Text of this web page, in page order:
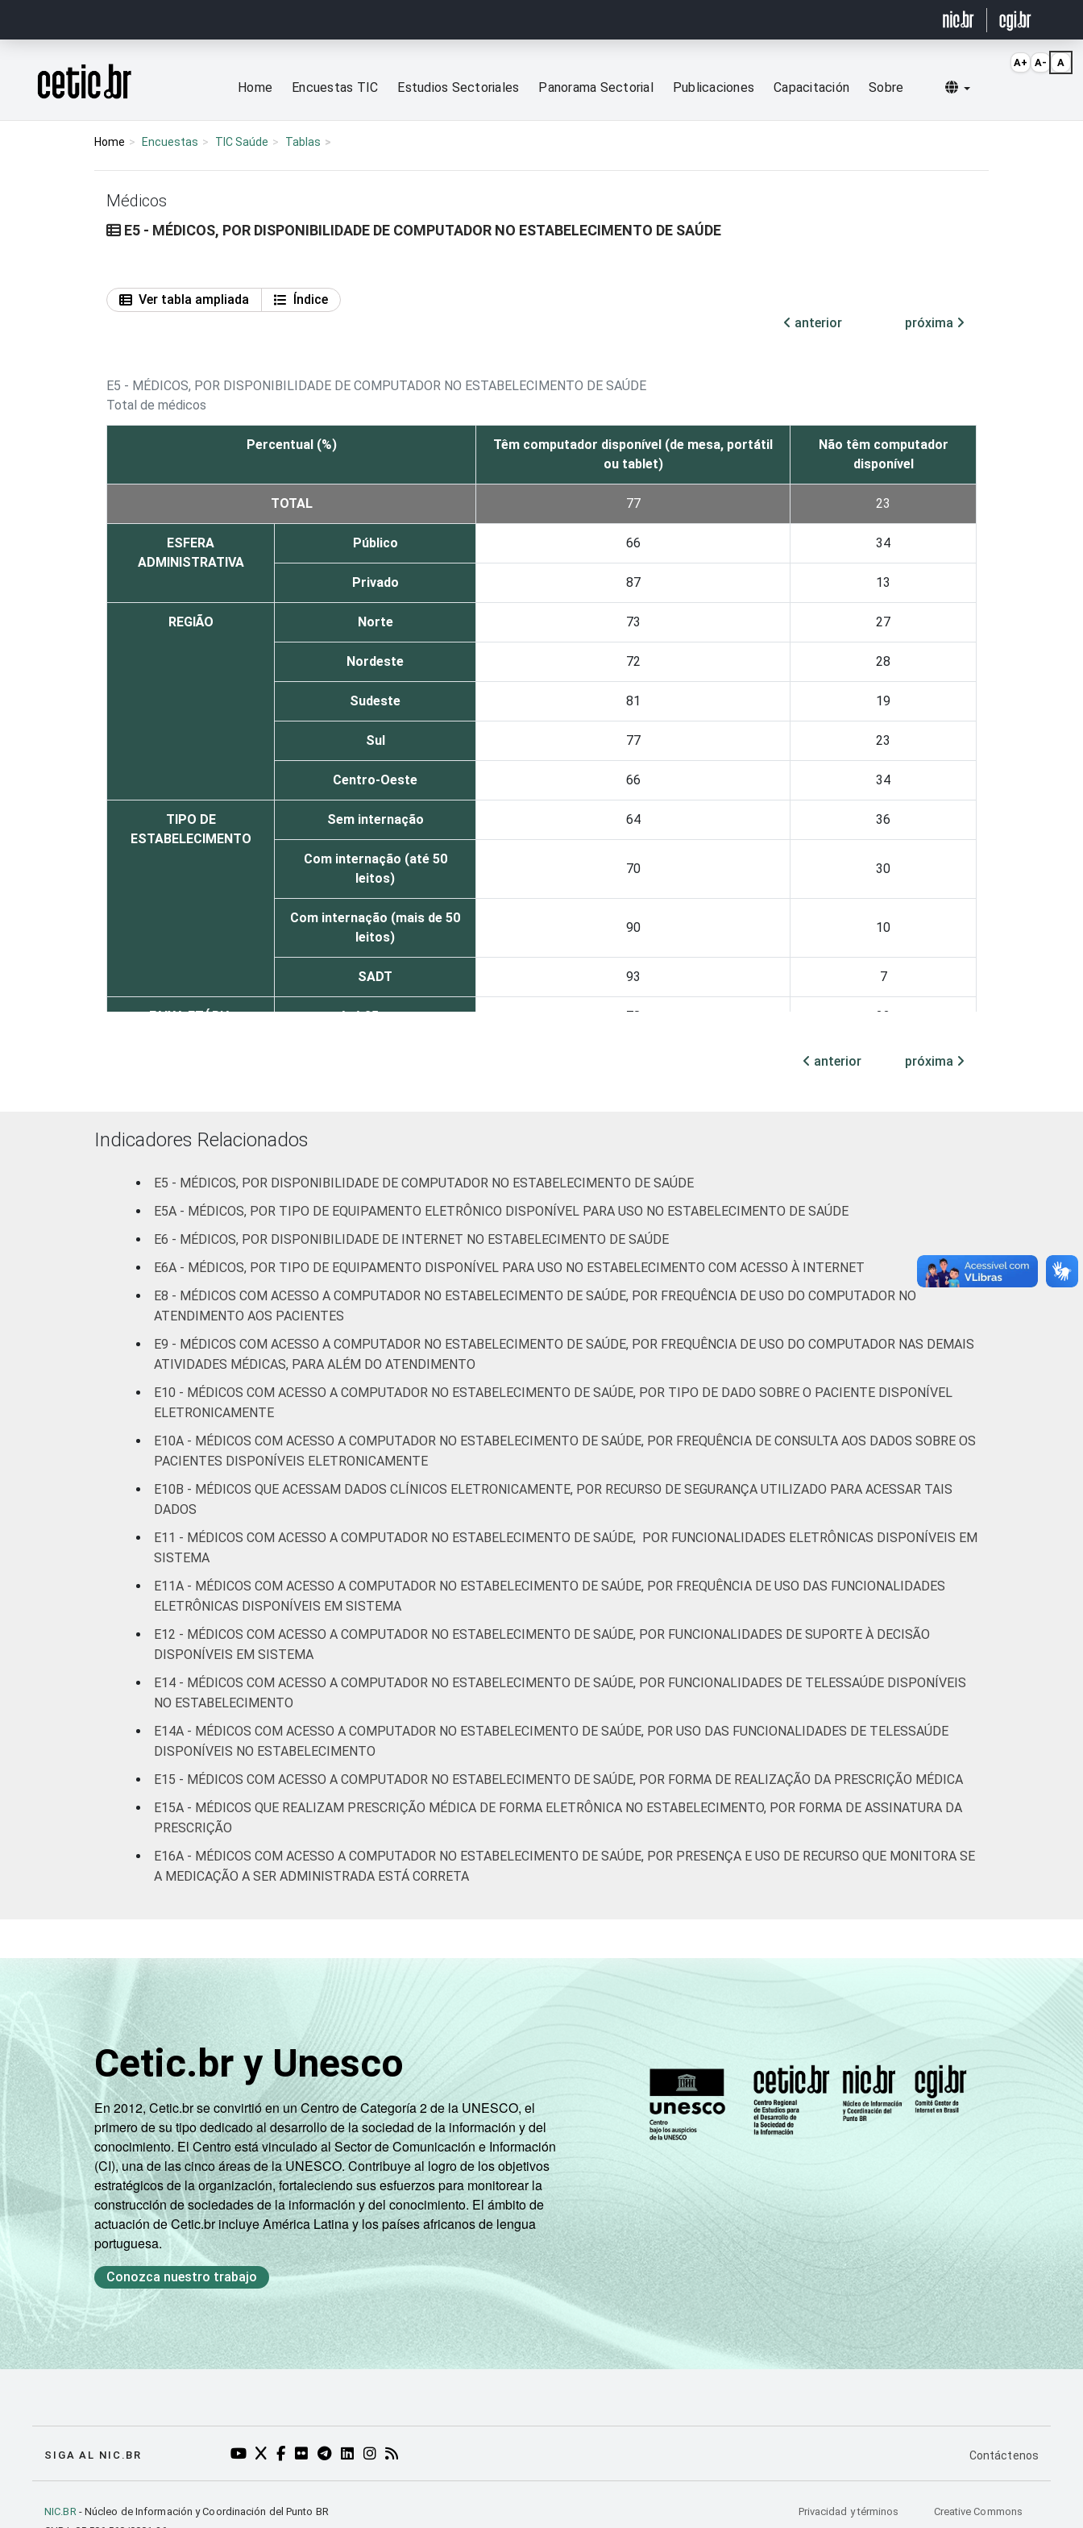
Página inicial
Home Encuestas TIC Estudios Sectoriales Panorama Sectorial Publicaciones Capacitación Sobre Selecionar idioma
Home Encuestas TIC Saúde Tablas
Médicos
E5 - MÉDICOS, POR DISPONIBILIDADE DE COMPUTADOR NO ESTABELECIMENTO DE SAÚDE
Ver tabla ampliada
Índice
anterior
próxima
E5 - MÉDICOS, POR DISPONIBILIDADE DE COMPUTADOR NO ESTABELECIMENTO DE SAÚDE
Total de médicos
Percentual (%)
Têm computador disponível (de mesa, portátil
ou tablet)
Não têm computador
disponível
TOTAL 77 23
ESFERA
ADMINISTRATIVA
Público 66 34
Privado 87 13
REGIÃO Norte 73 27
Nordeste 72 28
Sudeste 81 19
Sul 77 23
Centro-Oeste 66 34
TIPO DE
ESTABELECIMENTO
Sem internação 64 36
Com internação (até 50
leitos)
70 30
Com internação (mais de 50
leitos)
90 10
SADT 93 7
FAIXA ETÁRIA Até 35 anos 78 22
LOCALIZAÇÃO
Interior 65
Fonte: CGI.br/NIC.br, Centro Regional de Estudos para o Desenvolvimento da Sociedade da Informação (Cetic.br), Pesquisa sobre o uso das
Tecnologias de Informação e Comunicação nos estabelecimentos de saúde brasileiros - TIC Saúde 2016.
anterior próxima
Indicadores Relacionados
E5 - MÉDICOS, POR DISPONIBILIDADE DE COMPUTADOR NO ESTABELECIMENTO DE SAÚDE
E5A - MÉDICOS, POR TIPO DE EQUIPAMENTO ELETRÔNICO DISPONÍVEL PARA USO NO ESTABELECIMENTO DE SAÚDE
E6 - MÉDICOS, POR DISPONIBILIDADE DE INTERNET NO ESTABELECIMENTO DE SAÚDE
E6A - MÉDICOS, POR TIPO DE EQUIPAMENTO DISPONÍVEL PARA USO NO ESTABELECIMENTO COM ACESSO À INTERNET
E8 - MÉDICOS COM ACESSO A COMPUTADOR NO ESTABELECIMENTO DE SAÚDE, POR FREQUÊNCIA DE USO DO COMPUTADOR NO
ATENDIMENTO AOS PACIENTES
E9 - MÉDICOS COM ACESSO A COMPUTADOR NO ESTABELECIMENTO DE SAÚDE, POR FREQUÊNCIA DE USO DO COMPUTADOR NAS DEMAIS
ATIVIDADES MÉDICAS, PARA ALÉM DO ATENDIMENTO
E10 - MÉDICOS COM ACESSO A COMPUTADOR NO ESTABELECIMENTO DE SAÚDE, POR TIPO DE DADO SOBRE O PACIENTE DISPONÍVEL
ELETRONICAMENTE
E10A - MÉDICOS COM ACESSO A COMPUTADOR NO ESTABELECIMENTO DE SAÚDE, POR FREQUÊNCIA DE CONSULTA AOS DADOS SOBRE OS
PACIENTES DISPONÍVEIS ELETRONICAMENTE
E10B - MÉDICOS QUE ACESSAM DADOS CLÍNICOS ELETRONICAMENTE, POR RECURSO DE SEGURANÇA UTILIZADO PARA ACESSAR TAIS
DADOS
E11 - MÉDICOS COM ACESSO A COMPUTADOR NO ESTABELECIMENTO DE SAÚDE, POR FUNCIONALIDADES ELETRÔNICAS DISPONÍVEIS EM
SISTEMA
E11A - MÉDICOS COM ACESSO A COMPUTADOR NO ESTABELECIMENTO DE SAÚDE, POR FREQUÊNCIA DE USO DAS FUNCIONALIDADES
ELETRÔNICAS DISPONÍVEIS EM SISTEMA
E12 - MÉDICOS COM ACESSO A COMPUTADOR NO ESTABELECIMENTO DE SAÚDE, POR FUNCIONALIDADES DE SUPORTE À DECISÃO
DISPONÍVEIS EM SISTEMA
E14 - MÉDICOS COM ACESSO A COMPUTADOR NO ESTABELECIMENTO DE SAÚDE, POR FUNCIONALIDADES DE TELESSAÚDE DISPONÍVEIS
NO ESTABELECIMENTO
E14A - MÉDICOS COM ACESSO A COMPUTADOR NO ESTABELECIMENTO DE SAÚDE, POR USO DAS FUNCIONALIDADES DE TELESSAÚDE
DISPONÍVEIS NO ESTABELECIMENTO
E15 - MÉDICOS COM ACESSO A COMPUTADOR NO ESTABELECIMENTO DE SAÚDE, POR FORMA DE REALIZAÇÃO DA PRESCRIÇÃO MÉDICA
E15A - MÉDICOS QUE REALIZAM PRESCRIÇÃO MÉDICA DE FORMA ELETRÔNICA NO ESTABELECIMENTO, POR FORMA DE ASSINATURA DA
PRESCRIÇÃO
E16A - MÉDICOS COM ACESSO A COMPUTADOR NO ESTABELECIMENTO DE SAÚDE, POR PRESENÇA E USO DE RECURSO QUE MONITORA SE
A MEDICAÇÃO A SER ADMINISTRADA ESTÁ CORRETA
Cetic.br y Unesco
En 2012, Cetic.br se convirtió en un Centro de Categoría 2 de la UNESCO, el
primero de su tipo dedicado al desarrollo de la sociedad de la información y del
conocimiento. El Centro está vinculado al Sector de Comunicación e Información
(CI), una de las cinco áreas de la UNESCO. Contribuye al logro de los objetivos
estratégicos de la organización, fortaleciendo sus esfuerzos para monitorear la
construcción de sociedades de la información y del conocimiento. El ámbito de
actuación de Cetic.br incluye América Latina y los países africanos de lengua
portuguesa.
Conozca nuestro trabajo
SIGA AL NIC.BR YOUTUBE DO NIC.BR (ABRE EM NOVA ABA)
TWITTER DO NIC.BR (ABRE EM NOVA ABA)
FACEBOOK DO NIC.BR (ABRE EM NOVA ABA)
FLICKR DO NIC.BR (ABRE EM NOVA ABA)
TELEGRAM DO NIC.BR (ABRE EM NOVA ABA)
LINKEDIN DO NIC.BR (ABRE EM NOVA ABA)
INSTAGRAM DO NIC.BR (ABRE EM NOVA ABA)
RSS DO NIC.BR (ABRE EM NOVA ABA) PÁGINA DE
Contáctenos
NIC.BR- Núcleo de Información y Coordinación del Punto BR
Privacidad y términos Creative Commons
A+ A- A